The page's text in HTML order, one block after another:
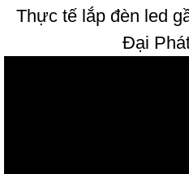
Thực tế lắp đèn led
Đại